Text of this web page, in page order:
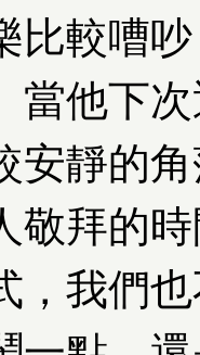
比較嘈
當他下
安靜的
敬拜的
，我們